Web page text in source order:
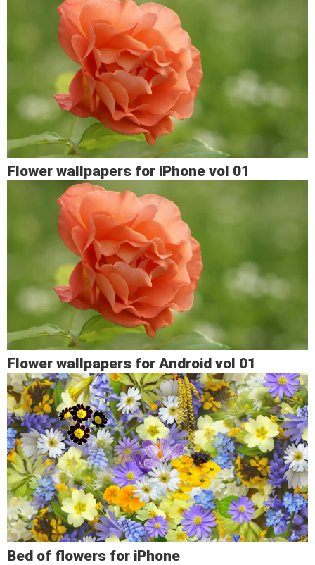
Flower wallpapers for iPhone vol 01
Flower wallpapers for Android vol 01
Bed of flowers for iPhone